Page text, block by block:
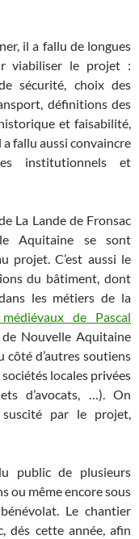
il a fallu de longues
viabiliser le projet :
sécurité, choix des
définitions des
et faisabilité,
fallu aussi convaincre
institutionnels et
La Lande de Fronsac
Aquitaine se sont
projet. C’est aussi le
du bâtiment, dont
les métiers de la
de Pascal
Nouvelle Aquitaine
côté d’autres soutiens
locales privées
d’avocats, …). On
suscité par le projet,
public de plusieurs
ou même encore sous
Le chantier
dés cette année, afin